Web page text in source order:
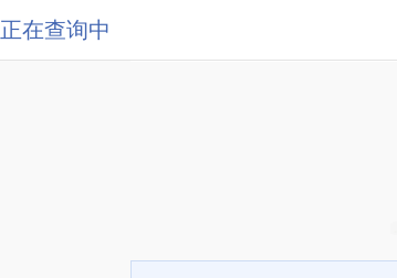
正在查询中